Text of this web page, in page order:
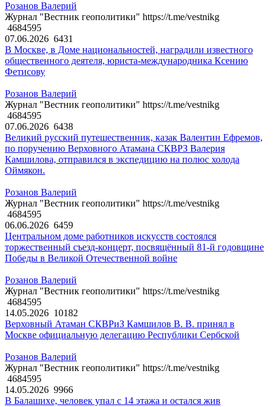
Розанов Валерий
Журнал "Вестник геополитики" https://t.me/vestnikg
4684595
07.06.2026 6431
В Москве, в Доме национальностей, наградили известного
общественного деятеля, юриста-международника Ксению
Фетисову
Розанов Валерий
Журнал "Вестник геополитики" https://t.me/vestnikg
4684595
07.06.2026 6438
Великий русский путешественник, казак Валентин Ефремов,
по поручению Верховного Атамана СКВРЗ Валерия
Камшилова, отправился в экспедицию на полюс холода
Оймякон.
Розанов Валерий
Журнал "Вестник геополитики" https://t.me/vestnikg
4684595
06.06.2026 6459
Центральном доме работников искусств состоялся
торжественный съезд-концерт, посвящённый 81-й годовщине
Победы в Великой Отечественной войне
Розанов Валерий
Журнал "Вестник геополитики" https://t.me/vestnikg
4684595
14.05.2026 10182
Верховный Атаман СКВРиЗ Камшилов В. В. принял в
Москве официальную делегацию Республики Сербской
Розанов Валерий
Журнал "Вестник геополитики" https://t.me/vestnikg
4684595
14.05.2026 9966
В Балашихе, человек упал с 14 этажа и остался жив